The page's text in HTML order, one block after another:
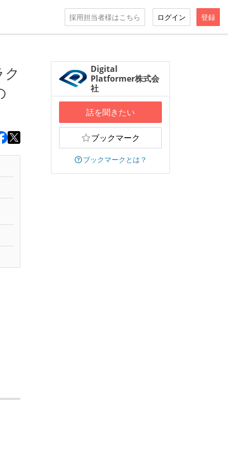
採用担当者様はこちら ログイン 登録
Digital
Platformer株式会
社
話を聞きたい
ブックマーク
ブックマークとは？